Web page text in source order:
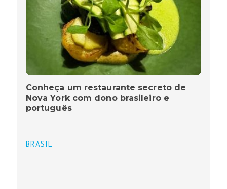
Conheça um restaurante secreto de
Nova York com dono brasileiro e
português
BRASIL